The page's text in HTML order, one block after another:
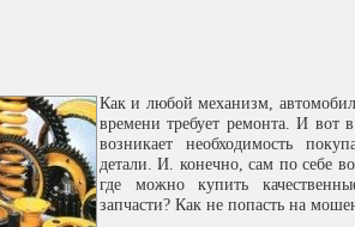
Как и любой механизм,
времени требует ремонта. И вот
возникает необходимость
детали. И. конечно, сам по себе
где можно купить
запчасти? Как не попасть на